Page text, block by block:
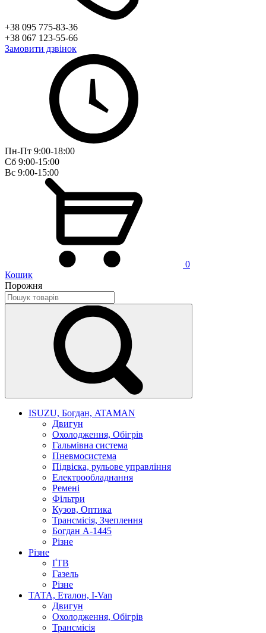
+38 095 775-83-36
+38 067 123-55-66
Замовити дзвінок
Пн-Пт 9:00-18:00
Сб 9:00-15:00
Вс 9:00-15:00
0
Кошик
Порожня
ISUZU, Богдан, ATAMAN
Двигун
Охолодження, Обігрів
Гальмівна система
Пневмосистема
Підвіска, рульове управління
Електрообладнання
Ремені
Фільтри
Кузов, Оптика
Трансмісія, Зчеплення
Богдан А-1445
Різне
Різне
ҐТВ
Газель
Різне
ТАТА, Еталон, I-Van
Двигун
Охолодження, Обігрів
Трансмісія